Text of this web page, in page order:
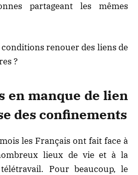
partageant les mêmes
renouer des liens de
?
en manque de lien
des confinements
les Français ont fait face à
lieux de vie et à la
Pour beaucoup, le